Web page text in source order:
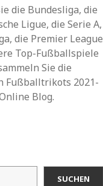
die Bundesliga, die
Ligue, die Serie A,
die Premier League
Top-Fußballspiele
Sie die
Fußballtrikots 2021-
Blog.
SUCHEN